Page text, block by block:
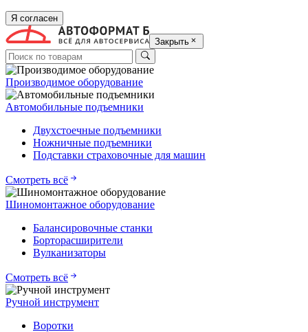
Я согласен
Закрыть
Производимое оборудование
Автомобильные подъемники
Двухстоечные подъемники
Ножничные подъемники
Подставки страховочные для машин
Смотреть всё
Шиномонтажное оборудование
Балансировочные станки
Борторасширители
Вулканизаторы
Смотреть всё
Ручной инструмент
Воротки